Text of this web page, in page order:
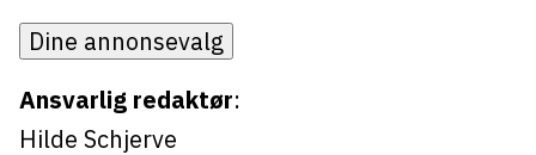
Dine annonsevalg
Ansvarlig redaktør:
Hilde Schjerve